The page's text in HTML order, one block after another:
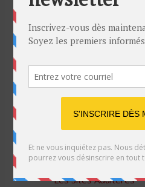
Blague de café: Une
son mari
Listes des Sites de
Les Sites Libertins
Les Apps pour les
Les Sites Adultères